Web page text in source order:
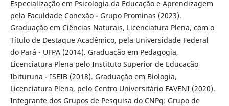
Especialização em Psicologia da Educação e Aprendizagem
pela Faculdade Conexão - Grupo Prominas (2023).
Graduação em Ciências Naturais, Licenciatura Plena, com o
Título de Destaque Acadêmico, pela Universidade Federal
do Pará - UFPA (2014). Graduação em Pedagogia,
Licenciatura Plena pelo Instituto Superior de Educação
Ibituruna - ISEIB (2018). Graduação em Biologia,
Licenciatura Plena, pelo Centro Universitário FAVENI (2020).
Integrante dos Grupos de Pesquisa do CNPq: Grupo de